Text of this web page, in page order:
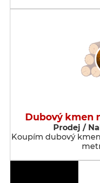
Dubový kmen
Prodej /
Koupím dubový